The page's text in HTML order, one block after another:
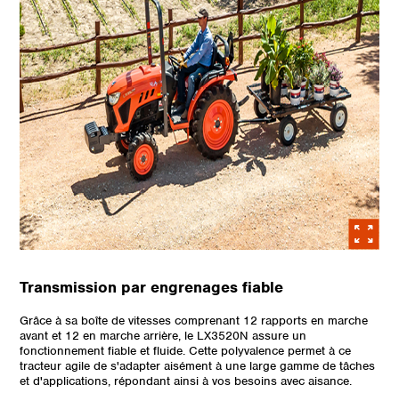
Transmission par engrenages fiable
Grâce à sa boîte de vitesses comprenant 12 rapports en marche
avant et 12 en marche arrière, le LX3520N assure un
fonctionnement fiable et fluide. Cette polyvalence permet à ce
tracteur agile de s'adapter aisément à une large gamme de tâches
et d'applications, répondant ainsi à vos besoins avec aisance.